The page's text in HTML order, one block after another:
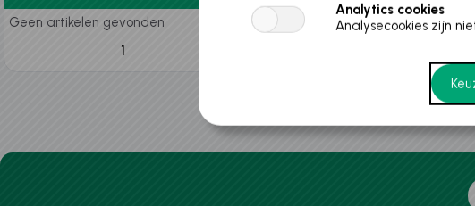
Geen artikelen gevonden
1
Analytics cookies
Analysecookies zijn